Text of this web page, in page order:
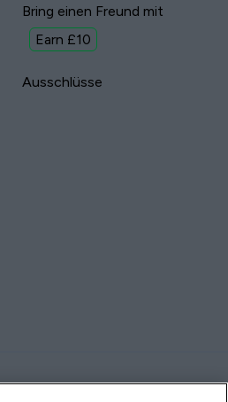
Bring einen Freund mit
Earn £10
Ausschlüsse